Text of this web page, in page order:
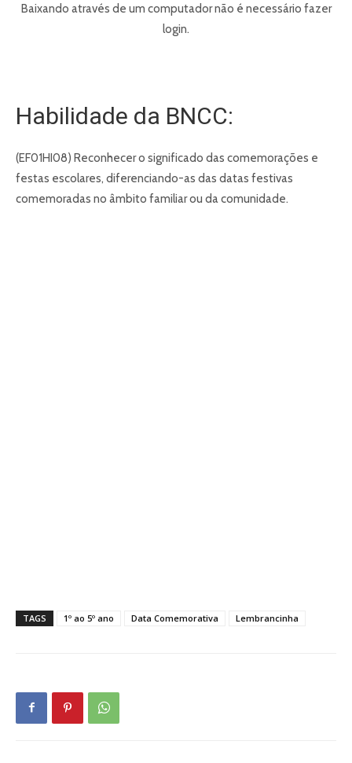
Baixando através de um computador não é necessário fazer
login.
Habilidade da BNCC:
(EF01HI08) Reconhecer o significado das comemorações e
festas escolares, diferenciando-as das datas festivas
comemoradas no âmbito familiar ou da comunidade.
TAGS 1º ao 5º ano Data Comemorativa Lembrancinha